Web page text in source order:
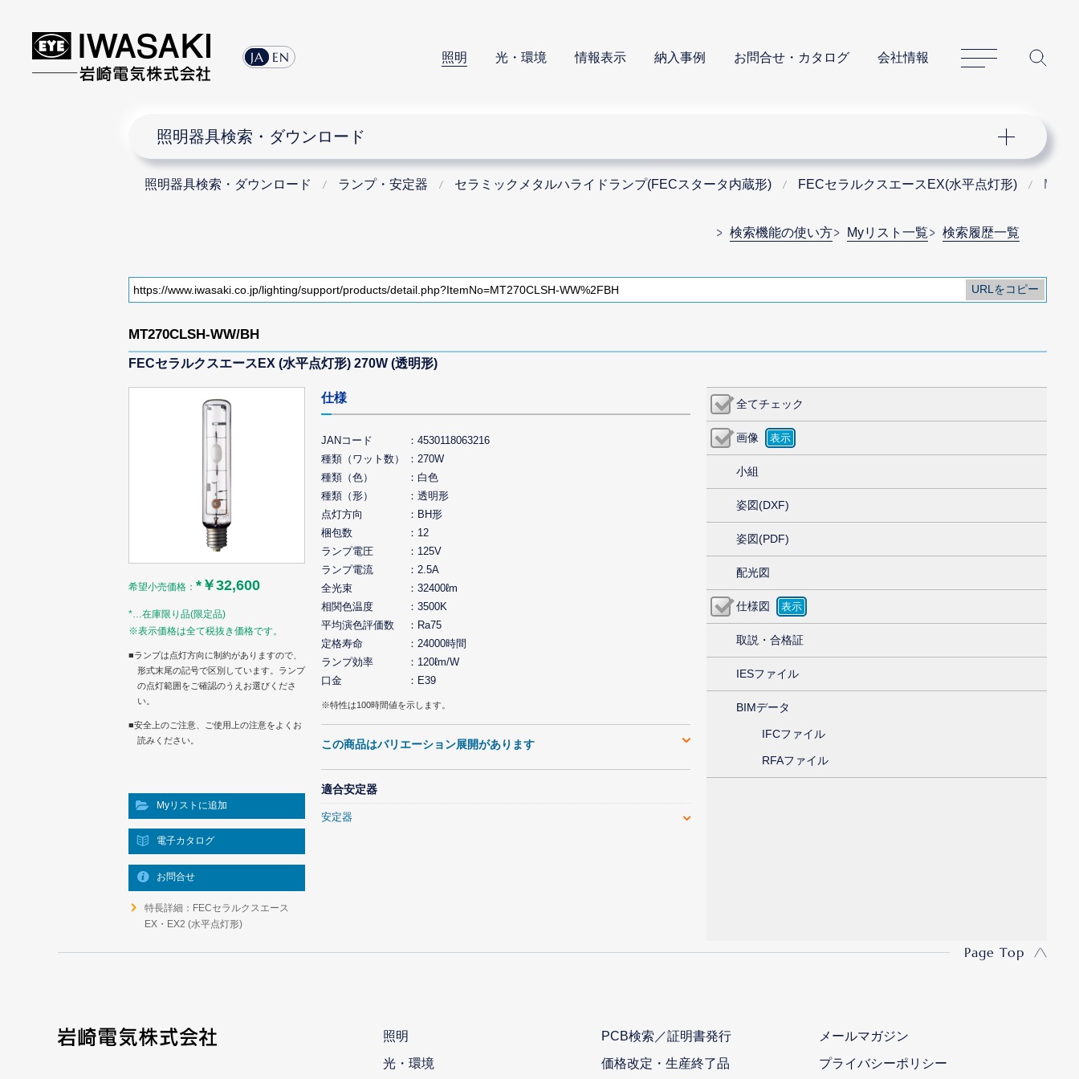
JA EN 照明 光・環境 情報表示 納入事例 お問合せ・カタログ 会社情報
サイトマップ
照明器具検索・ダウンロード
照明器具検索・ダウンロード ランプ・安定器 セラミックメタルハライドランプ(FECスタータ内蔵形) FECセラルクスエースEX(水平点灯形)
検索機能の使い方 Myリスト一覧 検索履歴一覧
MT270CLSH-WW/BH
FECセラルクスエースEX (水平点灯形) 270W (透明形)
希望小売価格： *￥32,600
*…在庫限り品(限定品)
※表示価格は全て税抜き価格です。
■ランプは点灯方向に制約がありますので、
形式末尾の記号で区別しています。ランプ
の点灯範囲をご確認のうえお選びくださ
い。
■安全上のご注意、ご使用上の注意をよくお
読みください。
Myリストに追加
電子カタログ
お問合せ
特長詳細：FECセラルクスエース
EX・EX2 (水平点灯形)
全てチェック
画像
小組
姿図(DXF)
姿図(PDF)
配光図
仕様図
取説・合格証
IESファイル
BIMデータ
IFCファイル
RFAファイル
仕様
JANコード
4530118063216
種類（ワット数）
270W
種類（色）
白色
種類（形）
透明形
点灯方向
BH形
梱包数
12
ランプ電圧
125V
ランプ電流
2.5A
全光束
32400ℓm
相関色温度
3500K
平均演色評価数
Ra75
定格寿命
24000時間
ランプ効率
120ℓm/W
口金
E39
※特性は100時間値を示します。
この商品はバリエーション展開があります
適合安定器
安定器
Page Top
照明
光・環境
PCB検索／証明書発行
価格改定・生産終了品
メールマガジン
プライバシーポリシー